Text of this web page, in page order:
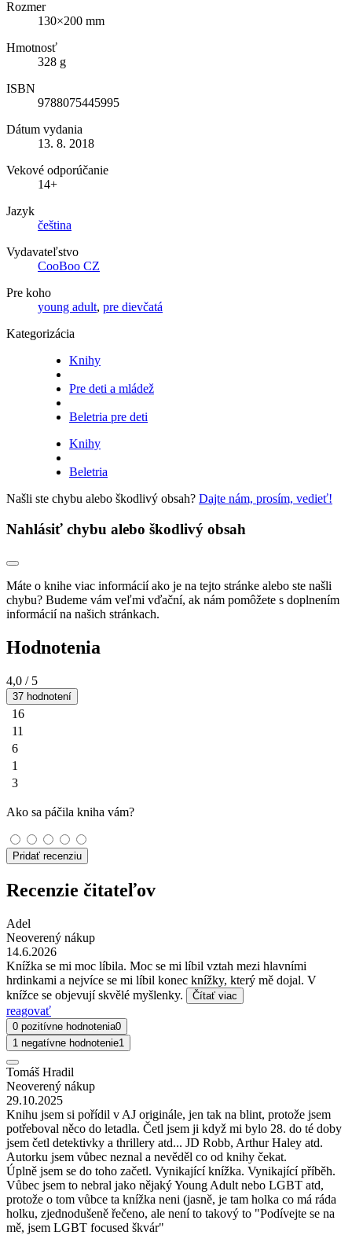
Rozmer
130×200 mm
Hmotnosť
328 g
ISBN
9788075445995
Dátum vydania
13. 8. 2018
Vekové odporúčanie
14+
Jazyk
čeština
Vydavateľstvo
CooBoo CZ
Pre koho
young adult, pre dievčatá
Kategorizácia
Knihy
Pre deti a mládež
Beletria pre deti
Knihy
Beletria
Našli ste chybu alebo škodlivý obsah? Dajte nám, prosím, vedieť!
Nahlásiť chybu alebo škodlivý obsah
Máte o knihe viac informácií ako je na tejto stránke alebo ste našli
chybu? Budeme vám veľmi vďační, ak nám pomôžete s doplnením
informácií na našich stránkach.
Hodnotenia
4,0 / 5
37 hodnotení
16
11
6
1
3
Ako sa páčila kniha vám?
Pridať recenziu
Recenzie čitateľov
Adel
Neoverený nákup
14.6.2026
Knížka se mi moc líbila. Moc se mi líbil vztah mezi hlavními
hrdinkami a nejvíce se mi líbil konec knížky, který mě dojal. V
knížce se objevují skvělé myšlenky.
Čítať viac
reagovať
0 pozitívne hodnotenia0
1 negatívne hodnotenie1
Tomáš Hradil
Neoverený nákup
29.10.2025
Knihu jsem si pořídil v AJ originále, jen tak na blint, protože jsem
potřeboval něco do letadla. Četl jsem ji když mi bylo 28. do té doby
jsem četl detektivky a thrillery atd... JD Robb, Arthur Haley atd.
Autorku jsem vůbec neznal a nevěděl co od knihy čekat.
Úplně jsem se do toho začetl. Vynikající knížka. Vynikající příběh.
Vůbec jsem to nebral jako nějaký Young Adult nebo LGBT atd,
protože o tom vůbce ta knížka neni (jasně, je tam holka co má ráda
holku, zjednodušeně řečeno, ale není to takový to "Podívejte se na
mě, jsem LGBT focused škvár"